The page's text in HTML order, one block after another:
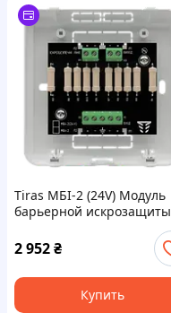
Tiras МБІ-2 (24V) Модуль
барьерной искрозащиты
2 952₴
Купить